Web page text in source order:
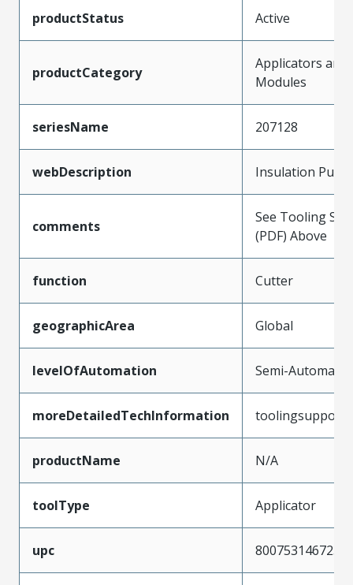
productStatus Active
productCategory
Applicators and
Modules
seriesName 207128
webDescription Insulation
comments
See Tooling
(PDF) Above
function Cutter
geographicArea Global
levelOfAutomation Semi-Automatic
moreDetailedTechInformation
productName N/A
toolType Applicator
upc 800753146723